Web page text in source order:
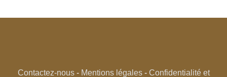
Contactez-nous- Mentions légales- Confidentialité et